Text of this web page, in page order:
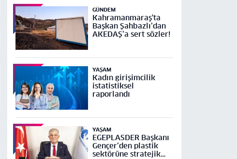
GÜNDEM
Kahramanmaraş'ta
Başkan Şahbazlı’dan
AKEDAŞ’a sert sözler!
YAŞAM
Kadın girişimcilik
istatistiksel
raporlandı
YAŞAM
EGEPLASDER Başkanı
Gençer’den plastik
sektörüne stratejik